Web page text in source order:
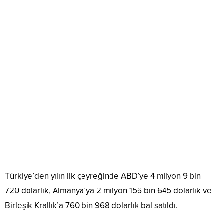
Türkiye’den yılın ilk çeyreğinde ABD’ye 4 milyon 9 bin
720 dolarlık, Almanya’ya 2 milyon 156 bin 645 dolarlık ve
Birleşik Krallık’a 760 bin 968 dolarlık bal satıldı.